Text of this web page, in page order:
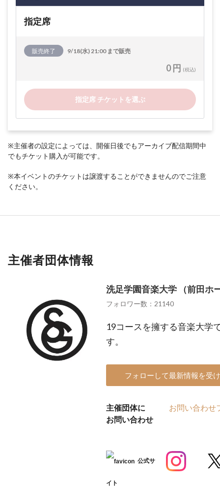
指定席
販売終了 9/18(水) 21:00 まで販売
0 円 (税込)
指定席 チケットを選ぶ
※主催者の設定によっては、開催日後でもアーカイブ配信期間中
でもチケット購入が可能です。
※本イベントのチケットは譲渡することができませんのでご注意
ください。
主催者団体情報
洗足学園音楽大学 （前田ホ
フォロワー数：21140
19コースを擁する音楽大学
す。
フォローして最新情報を受
主催団体に
お問い合わせ
お問い合わせ
公式サ
イト